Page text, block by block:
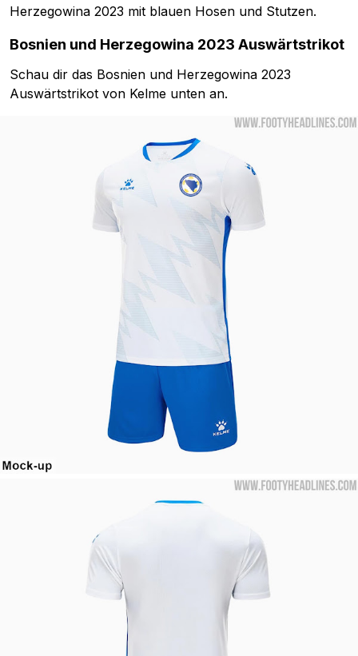
Herzegowina 2023 mit blauen Hosen und Stutzen.
Bosnien und Herzegowina 2023 Auswärtstrikot
Schau dir das Bosnien und Herzegowina 2023
Auswärtstrikot von Kelme unten an.